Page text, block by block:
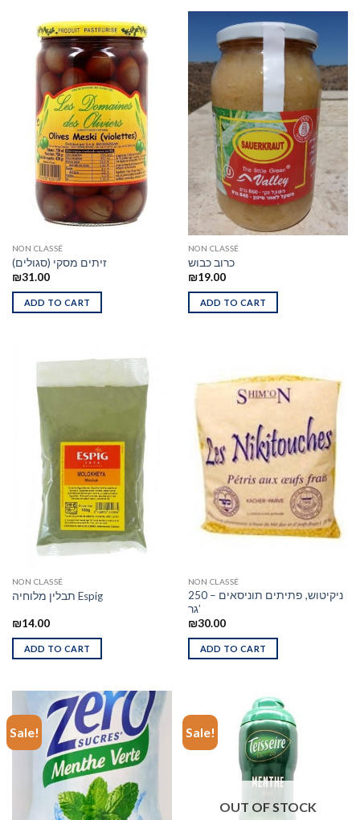
NON CLASSÉ
זיתים מסקי (סגולים)
₪31.00
ADD TO CART
NON CLASSÉ
כרוב כבוש
₪19.00
ADD TO CART
NON CLASSÉ
תבלין מלוחיה Espig
₪14.00
ADD TO CART
NON CLASSÉ
ניקיטוש, פתיתים תוניסאים – 250
גר’
₪30.00
ADD TO CART
Sale! Sale!
OUT OF STOCK